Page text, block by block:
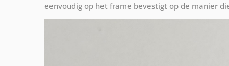
eenvoudig op het frame bevestigt op de manier